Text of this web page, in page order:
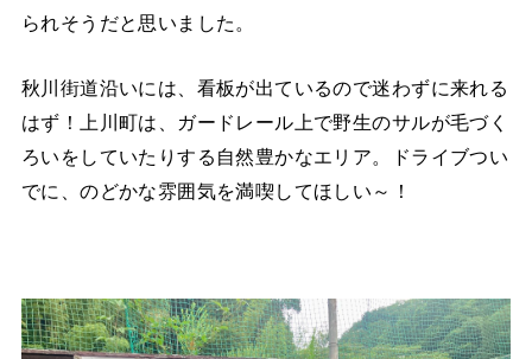
られそうだと思いました。
秋川街道沿いには、看板が出ているので迷わずに来れる
はず！上川町は、ガードレール上で野生のサルが毛づく
ろいをしていたりする自然豊かなエリア。ドライブつい
でに、のどかな雰囲気を満喫してほしい～！